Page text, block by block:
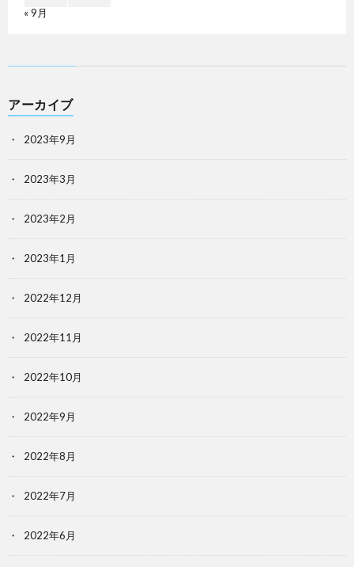
« 9月
アーカイブ
2023年9月
2023年3月
2023年2月
2023年1月
2022年12月
2022年11月
2022年10月
2022年9月
2022年8月
2022年7月
2022年6月